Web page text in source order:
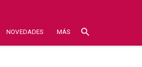
NOVEDADES MÁS search